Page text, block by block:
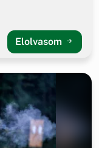
Elolvasom